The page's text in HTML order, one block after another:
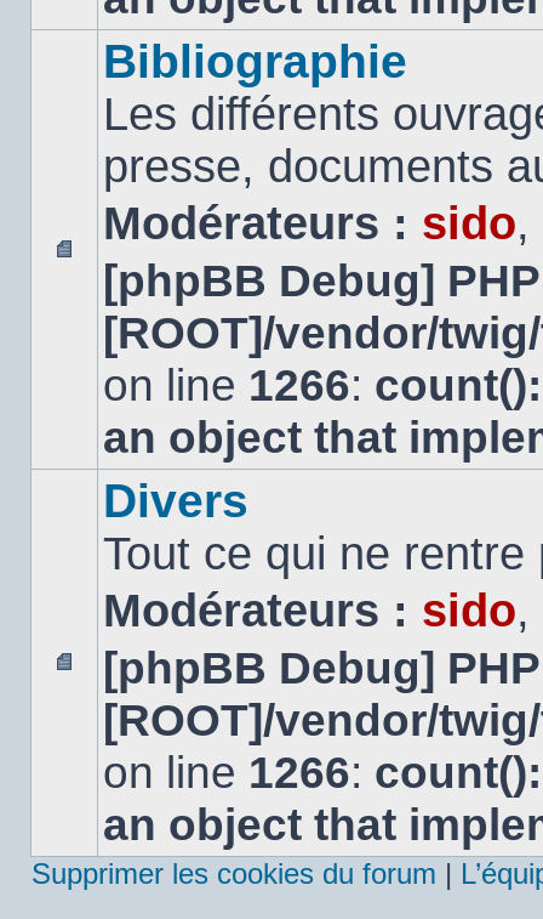
Aucun
message
non
Bibliographie
Les différents
presse, documents
Modérateurs : sido,
[phpBB Debug]
[ROOT]/vendor/
on line 1266:
an object that
Aucun
message
non
Divers
Tout ce qui ne
Modérateurs : sido,
[phpBB Debug]
[ROOT]/vendor/
on line 1266:
an object that
Supprimer les cookies du forum |